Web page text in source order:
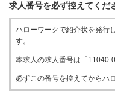
求人番号を必ず控えてくだ
ハローワークで紹介状を発行
す。
本求人の求人番号は「11040-
必ずこの番号を控えてからハ